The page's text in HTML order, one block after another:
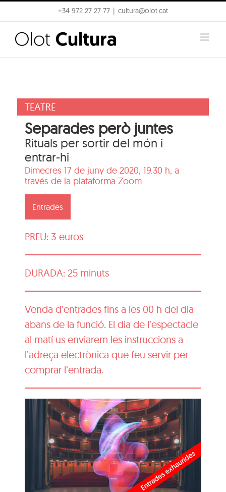
to
content
+34 972 27 27 77 cultura@olot.cat
TEATRE
Separades però juntes
Rituals per sortir del món i
entrar-hi
Dimecres 17 de juny de 2020, 19.30 h, a
través de la plataforma Zoom
Entrades
PREU: 3 euros
DURADA: 25 minuts
Venda d’entrades fins a les 00 h del dia
abans de la funció. El dia de l’espectacle
al matí us enviarem les instruccions a
l’adreça electrònica que feu servir per
comprar l’entrada.